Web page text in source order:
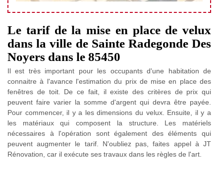
Le tarif de la mise en place de velux
dans la ville de Sainte Radegonde Des
Noyers dans le 85450
Il est très important pour les occupants d'une habitation de
connaitre à l'avance l'estimation du prix de mise en place des
fenêtres de toit. De ce fait, il existe des critères de prix qui
peuvent faire varier la somme d'argent qui devra être payée.
Pour commencer, il y a les dimensions du velux. Ensuite, il y a
les matériaux qui composent la structure. Les matériels
nécessaires à l'opération sont également des éléments qui
peuvent augmenter le tarif. N'oubliez pas, faites appel à JT
Rénovation, car il exécute ses travaux dans les règles de l'art.